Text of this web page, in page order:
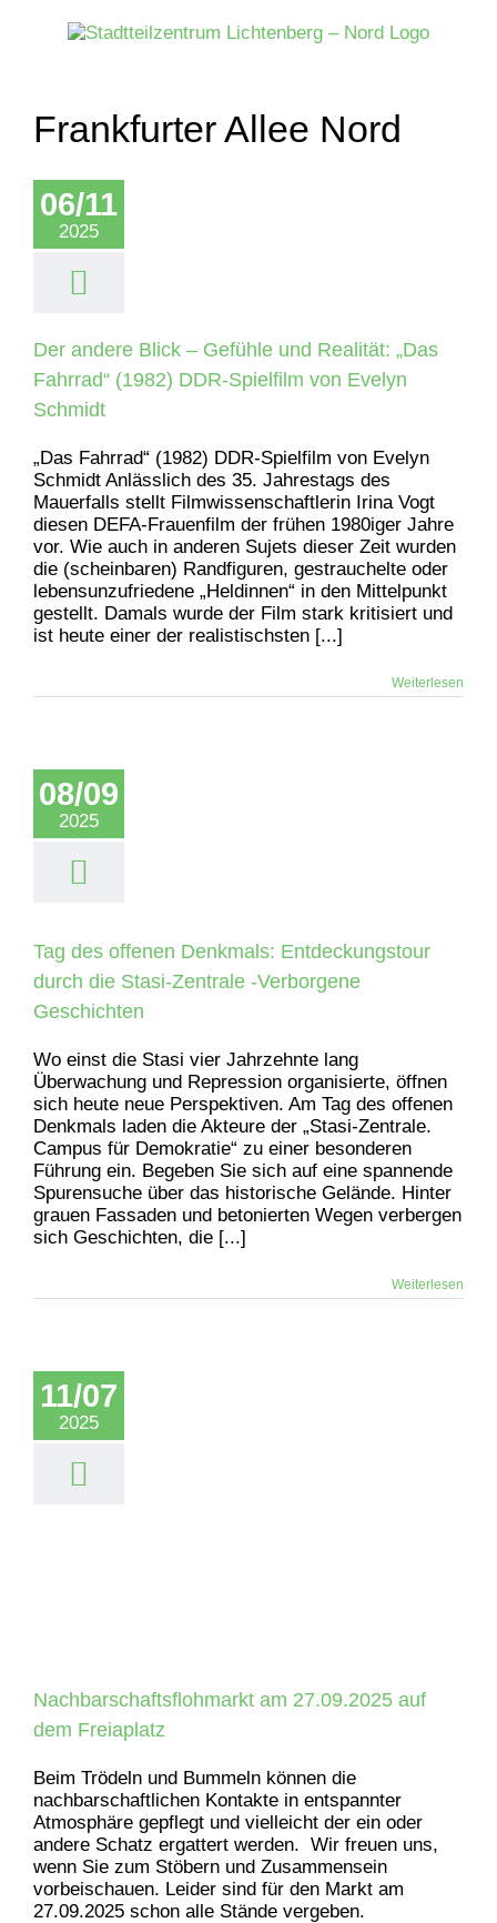
Frankfurter Allee Nord
06/11
2025
Der andere Blick – Gefühle und Realität: „Das
Fahrrad“ (1982) DDR-Spielfilm von Evelyn
Schmidt
„Das Fahrrad“ (1982) DDR-Spielfilm von Evelyn
Schmidt Anlässlich des 35. Jahrestags des
Mauerfalls stellt Filmwissenschaftlerin Irina Vogt
diesen DEFA-Frauenfilm der frühen 1980iger Jahre
vor. Wie auch in anderen Sujets dieser Zeit wurden
die (scheinbaren) Randfiguren, gestrauchelte oder
lebensunzufriedene „Heldinnen“ in den Mittelpunkt
gestellt. Damals wurde der Film stark kritisiert und
ist heute einer der realistischsten [...]
Weiterlesen
08/09
2025
Tag des offenen Denkmals: Entdeckungstour
durch die Stasi-Zentrale -Verborgene
Geschichten
Wo einst die Stasi vier Jahrzehnte lang
Überwachung und Repression organisierte, öffnen
sich heute neue Perspektiven. Am Tag des offenen
Denkmals laden die Akteure der „Stasi-Zentrale.
Campus für Demokratie“ zu einer besonderen
Führung ein. Begeben Sie sich auf eine spannende
Spurensuche über das historische Gelände. Hinter
grauen Fassaden und betonierten Wegen verbergen
sich Geschichten, die [...]
Weiterlesen
11/07
2025
Nachbarschaftsflohmarkt am 27.09.2025 auf
dem Freiaplatz
Beim Trödeln und Bummeln können die
nachbarschaftlichen Kontakte in entspannter
Atmosphäre gepflegt und vielleicht der ein oder
andere Schatz ergattert werden. Wir freuen uns,
wenn Sie zum Stöbern und Zusammensein
vorbeischauen. Leider sind für den Markt am
27.09.2025 schon alle Stände vergeben.